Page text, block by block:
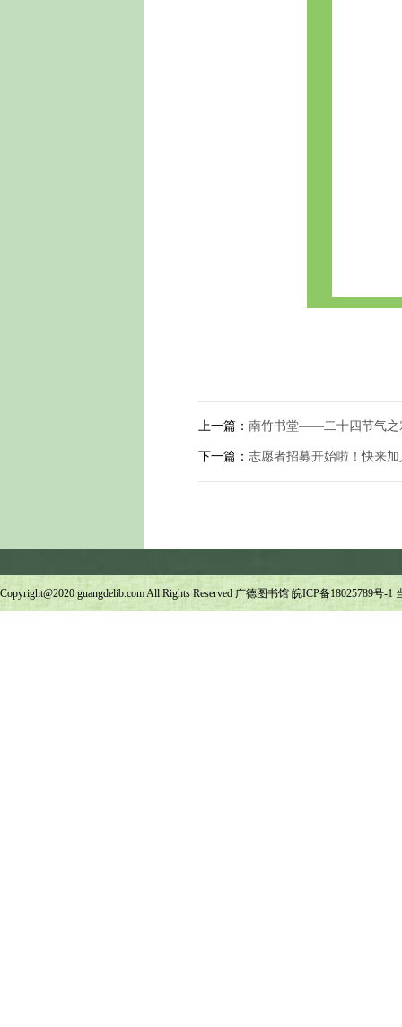
上一篇： 南竹书堂——二十四节气之
下一篇： 志愿者招募开始啦！快来
Copyright@2020 guangdelib.com All Rights Reserved 广德图书馆 皖ICP备18025789号-1